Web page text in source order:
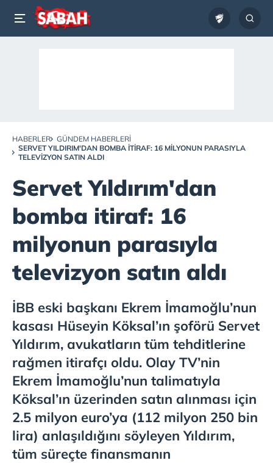
HABERLER
GÜNDEM HABERLERI
SERVET YILDIRIM'DAN BOMBA ITIRAF: 16 MILYONUN PARASIYLA
TELEVIZYON SATIN ALDI
Servet Yıldırım'dan
bomba itiraf: 16
milyonun parasıyla
televizyon satın aldı
İBB eski başkanı Ekrem İmamoğlu’nun
kasası Hüseyin Köksal’ın şoförü Servet
Yıldırım, avukatların tüm tehditlerine
rağmen itirafçı oldu. Olay TV’nin
Ekrem İmamoğlu’nun talimatıyla
Köksal’ın üzerinden satın alınması için
2.5 milyon euro’ya (112 milyon 250 bin
lira) anlaşıldığını söyleyen Yıldırım,
tüm süreçte finansmanın